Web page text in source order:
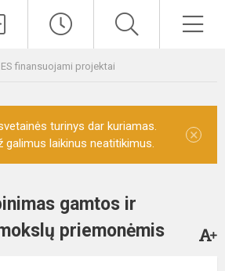
ES finansuojami projektai
turinys dar kuriamas.
galimus laikinus neatitikimus.
×
gamtos ir
priemonėmis